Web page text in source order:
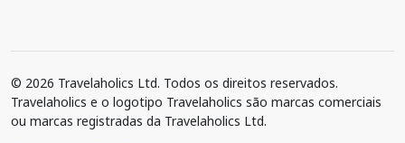
© 2026 Travelaholics Ltd. Todos os direitos reservados.
Travelaholics e o logotipo Travelaholics são marcas comerciais
ou marcas registradas da Travelaholics Ltd.